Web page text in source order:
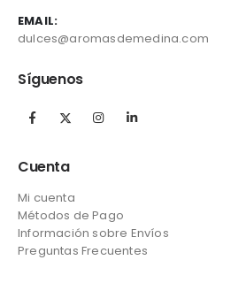
EMAIL:
dulces@aromasdemedina.com
Síguenos
Cuenta
Mi cuenta
Métodos de Pago
Información sobre Envíos
Preguntas Frecuentes